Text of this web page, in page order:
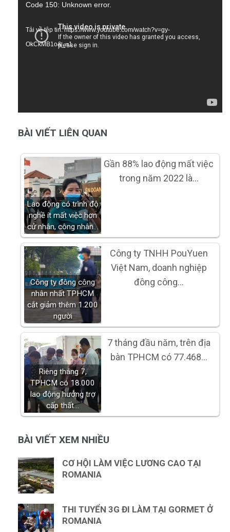
Trình
Video
Code 150: Unknown error.
Tải về tệp tin: https://www.youtube.com/watch?v=gy-
OkCkMB1o&_=1
BÀI VIẾT LIÊN QUAN
Lao động có trình độ
nghề ít mất việc hơn
cử nhân, công nhân…
Gần 88% lao động mất việc
trong năm 2022 là…
Công ty đông công
nhân nhất TPHCM
cắt giảm thêm 1.200
người
Công ty TNHH PouYuen
Việt Nam, doanh nghiệp
đông công…
Riêng tháng 7,
TPHCM có 18.000
lao động hưởng trợ
cấp thất…
7 tháng đầu năm, trên địa
bàn TPHCM có 77.468…
BÀI VIẾT XEM NHIỀU
CƠ HỘI LÀM VIỆC LƯƠNG CAO TẠI
ROMANIA
THI TUYỂN 3G ĐI LÀM TẠI GORMET Ở
ROMANIA